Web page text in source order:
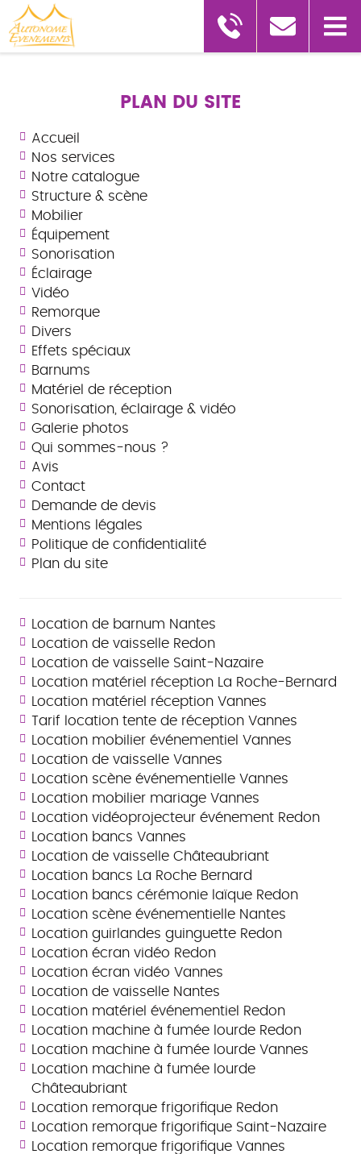
PLAN DU SITE
Accueil
Nos services
Notre catalogue
Structure & scène
Mobilier
Équipement
Sonorisation
Éclairage
Vidéo
Remorque
Divers
Effets spéciaux
Barnums
Matériel de réception
Sonorisation, éclairage & vidéo
Galerie photos
Qui sommes-nous ?
Avis
Contact
Demande de devis
Mentions légales
Politique de confidentialité
Plan du site
Location de barnum Nantes
Location de vaisselle Redon
Location de vaisselle Saint-Nazaire
Location matériel réception La Roche-Bernard
Location matériel réception Vannes
Tarif location tente de réception Vannes
Location mobilier événementiel Vannes
Location de vaisselle Vannes
Location scène événementielle Vannes
Location mobilier mariage Vannes
Location vidéoprojecteur événement Redon
Location bancs Vannes
Location de vaisselle Châteaubriant
Location bancs La Roche Bernard
Location bancs cérémonie laïque Redon
Location scène événementielle Nantes
Location guirlandes guinguette Redon
Location écran vidéo Redon
Location écran vidéo Vannes
Location de vaisselle Nantes
Location matériel événementiel Redon
Location machine à fumée lourde Redon
Location machine à fumée lourde Vannes
Location machine à fumée lourde
Châteaubriant
Location remorque frigorifique Redon
Location remorque frigorifique Saint-Nazaire
Location remorque frigorifique Vannes